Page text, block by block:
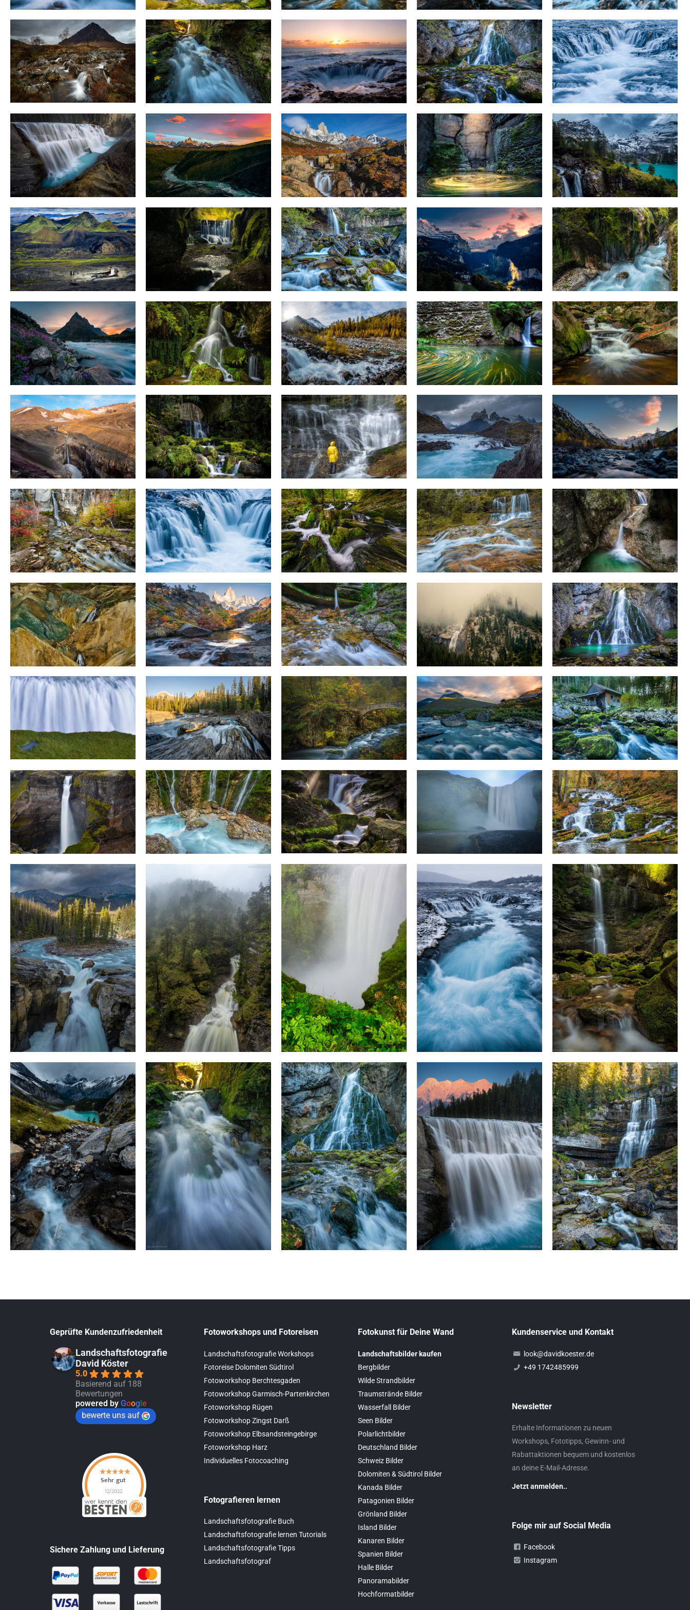
Geprüfte Kundenzufriedenheit
Landschaftsfotografie
David Köster
5.0
Basierend auf 188
Bewertungen
powered by Google
bewerte uns auf
Sichere Zahlung und Lieferung
Fotoworkshops und Fotoreisen
Landschaftsfotografie Workshops
Fotoreise Dolomiten Südtirol
Fotoworkshop Berchtesgaden
Fotoworkshop Garmisch-Partenkirchen
Fotoworkshop Rügen
Fotoworkshop Zingst Darß
Fotoworkshop Elbsandsteingebirge
Fotoworkshop Harz
Individuelles Fotocoaching
Fotografieren lernen
Landschaftsfotografie Buch
Landschaftsfotografie lernen Tutorials
Landschaftsfotografie Tipps
Landschaftsfotograf
Fotokunst für Deine Wand
Landschaftsbilder kaufen
Bergbilder
Wilde Strandbilder
Traumstrände Bilder
Wasserfall Bilder
Seen Bilder
Polarlichtbilder
Deutschland Bilder
Schweiz Bilder
Dolomiten & Südtirol Bilder
Kanada Bilder
Patagonien Bilder
Grönland Bilder
Island Bilder
Kanaren Bilder
Spanien Bilder
Halle Bilder
Panoramabilder
Hochformatbilder
Kundenservice und Kontakt
look@davidkoester.de
+49 1742485999
Newsletter
Erhalte Informationen zu neuen
Workshops, Fototipps, Gewinn- und
Rabattaktionen bequem und kostenlos
an deine E-Mail-Adresse.
Jetzt anmelden..
Folge mir auf Social Media
Facebook
Instagram